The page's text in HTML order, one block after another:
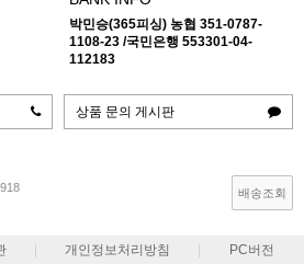
박민승(365피싱) 농협 351-0787-
1108-23 /국민은행 553301-04-
112183
상품 문의 게시판
배송조회
개인정보처리방침 PC버전